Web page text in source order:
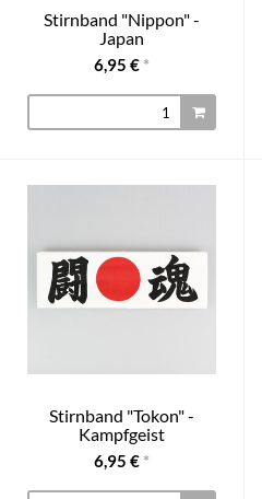
Stirnband "Nippon" -
Japan
6,95 € *
Stirnband "Tokon" -
Kampfgeist
6,95 € *